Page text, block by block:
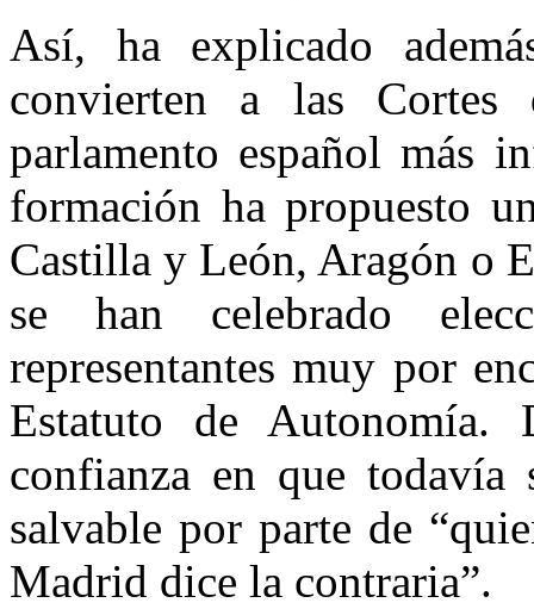
Así, ha explicado
convierten a las Cortes
parlamento español más
formación ha propuesto
Castilla y León, Aragón o
se han celebrado
representantes muy por
Estatuto de
confianza en que todavía
salvable por parte de
Madrid dice la contraria”.